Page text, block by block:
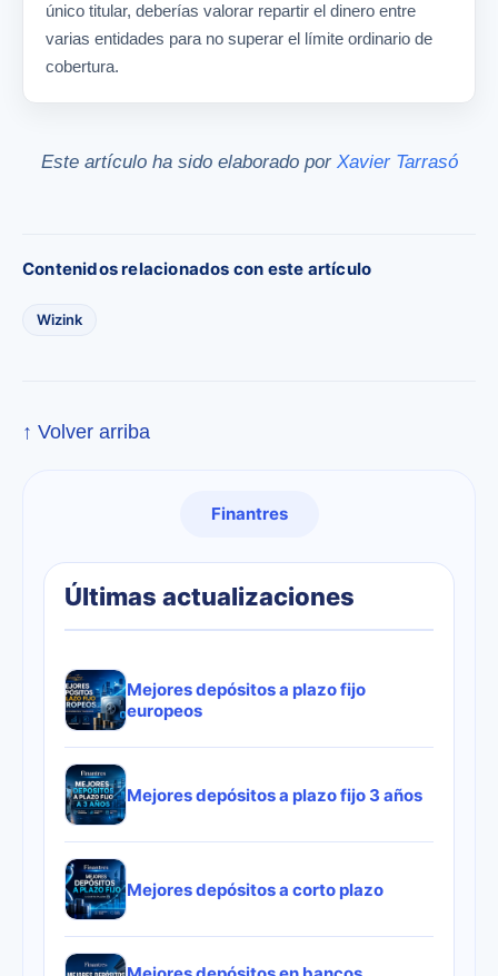
único titular, deberías valorar repartir el dinero entre
varias entidades para no superar el límite ordinario de
cobertura.
Este artículo ha sido elaborado por Xavier Tarrasó
Contenidos relacionados con este artículo
Wizink
↑ Volver arriba
Finantres
Últimas actualizaciones
Mejores depósitos a plazo fijo
europeos
Mejores depósitos a plazo fijo 3 años
Mejores depósitos a corto plazo